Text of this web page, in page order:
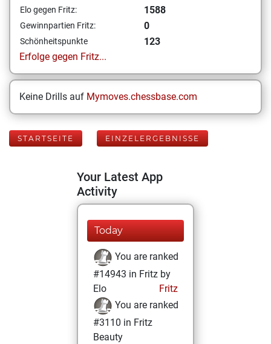
Elo gegen Fritz: 1588
Gewinnpartien Fritz: 0
Schönheitspunkte
123
Erfolge gegen Fritz...
Keine Drills auf Mymoves.chessbase.com
STARTSEITE EINZELERGEBNISSE
Your Latest App
Activity
Today
You are ranked
#14943 in Fritz by
Elo
Fritz
You are ranked
#3110 in Fritz
Beauty